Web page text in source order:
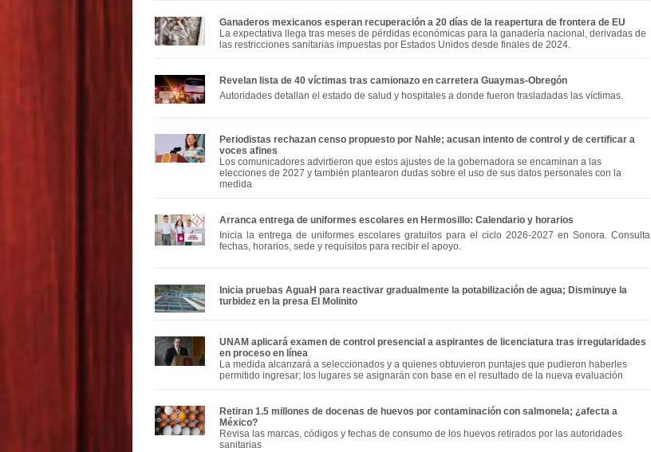
Ganaderos mexicanos esperan recuperación a 20 días de la reapertura de frontera de EU
La expectativa llega tras meses de pérdidas económicas para la ganadería nacional, derivadas de
las restricciones sanitarias impuestas por Estados Unidos desde finales de 2024.
Revelan lista de 40 víctimas tras camionazo en carretera Guaymas-Obregón
Autoridades detallan el estado de salud y hospitales a donde fueron trasladadas las víctimas.
Periodistas rechazan censo propuesto por Nahle; acusan intento de control y de certificar a
voces afines
Los comunicadores advirtieron que estos ajustes de la gobernadora se encaminan a las
elecciones de 2027 y también plantearon dudas sobre el uso de sus datos personales con la
medida
Arranca entrega de uniformes escolares en Hermosillo: Calendario y horarios
Inicia la entrega de uniformes escolares gratuitos para el ciclo 2026-2027 en Sonora. Consulta
fechas, horarios, sede y requisitos para recibir el apoyo.
Inicia pruebas AguaH para reactivar gradualmente la potabilización de agua; Disminuye la
turbidez en la presa El Molinito
UNAM aplicará examen de control presencial a aspirantes de licenciatura tras irregularidades
en proceso en línea
La medida alcanzará a seleccionados y a quienes obtuvieron puntajes que pudieron haberles
permitido ingresar; los lugares se asignarán con base en el resultado de la nueva evaluación
Retiran 1.5 millones de docenas de huevos por contaminación con salmonela; ¿afecta a
México?
Revisa las marcas, códigos y fechas de consumo de los huevos retirados por las autoridades
sanitarias